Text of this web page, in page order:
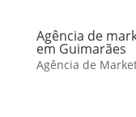
Agência de
em Guimarães
Agência de